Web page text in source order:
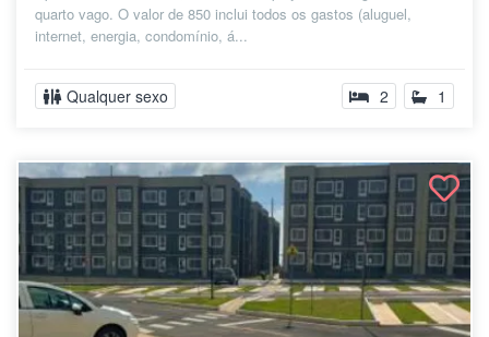
quarto vago. O valor de 850 inclui todos os gastos (aluguel,
internet, energia, condomínio, á...
Qualquer sexo 2 1